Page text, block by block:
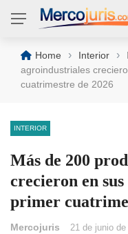
Home › Interior ›
agroindustriales
cuatrimestre de 2026
INTERIOR
Más de 200
crecieron en
primer
Mercojuris 21 de junio de